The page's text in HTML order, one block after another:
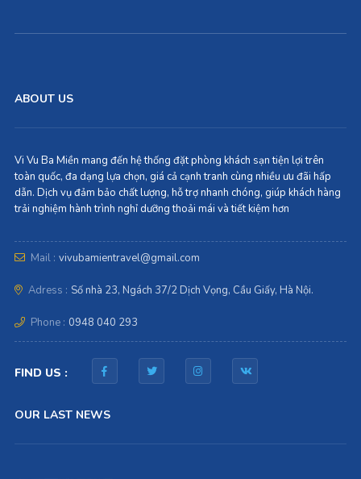
ABOUT US
Vi Vu Ba Miền mang đến hệ thống đặt phòng khách sạn tiện lợi trên
toàn quốc, đa dạng lựa chọn, giá cả cạnh tranh cùng nhiều ưu đãi hấp
dẫn. Dịch vụ đảm bảo chất lượng, hỗ trợ nhanh chóng, giúp khách hàng
trải nghiệm hành trình nghỉ dưỡng thoải mái và tiết kiệm hơn
Mail : vivubamientravel@gmail.com
Adress : Số nhà 23, Ngách 37/2 Dịch Vọng, Cầu Giấy, Hà Nội.
Phone : 0948 040 293
FIND US :
OUR LAST NEWS